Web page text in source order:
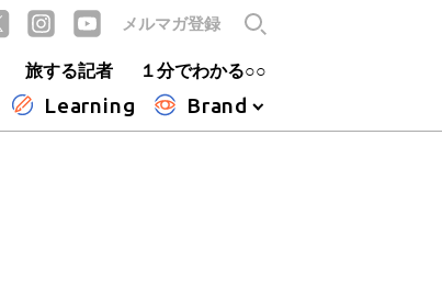
旅する記者 １分でわかる○○
Learning Brand
メルマガ登録